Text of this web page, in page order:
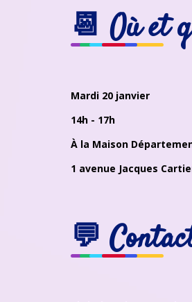
📆 Où et
Mardi 20 janvier
14h - 17h
À la Maison
1 avenue Jacques
💬